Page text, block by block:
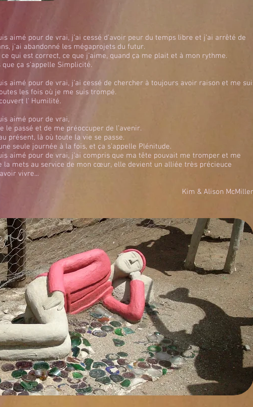
aimé pour de vrai, j’ai cessé d’avoir peur du temps libre et j’ai arrêté de
j’ai abandonné les mégaprojets du futur.
qui est correct, ce que j’aime, quand ça me plait et à mon rythme.
que ça s’appelle Simplicité.
aimé pour de vrai, j’ai cessé de chercher à toujours avoir raison et me
les fois où je me suis trompé.
l' Humilité.
aimé pour de vrai,
le passé et de me préoccuper de l’avenir.
présent, là où toute la vie se passe.
seule journée à la fois, et ça s’appelle Plénitude.
aimé pour de vrai, j’ai compris que ma tête pouvait me tromper et me
la mets au service de mon cœur, elle devient un alliée très précieuce
vivre...
Kim & Alison